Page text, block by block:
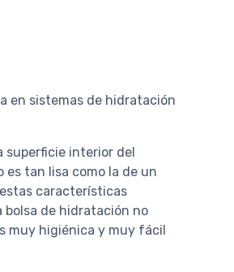
en sistemas de hidratación
superficie interior del
es tan lisa como la de un
características
bolsa de hidratación no
muy higiénica y muy fácil